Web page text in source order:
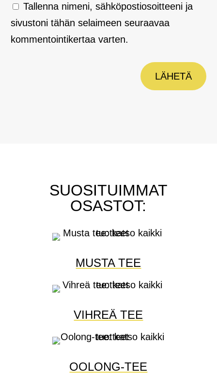
Tallenna nimeni, sähköpostiosoitteeni ja
sivustoni tähän selaimeen seuraavaa
kommentointikertaa varten.
LÄHETÄ
SUOSITUIMMAT
OSASTOT:
MUSTA TEE
VIHREÄ TEE
OOLONG-TEE